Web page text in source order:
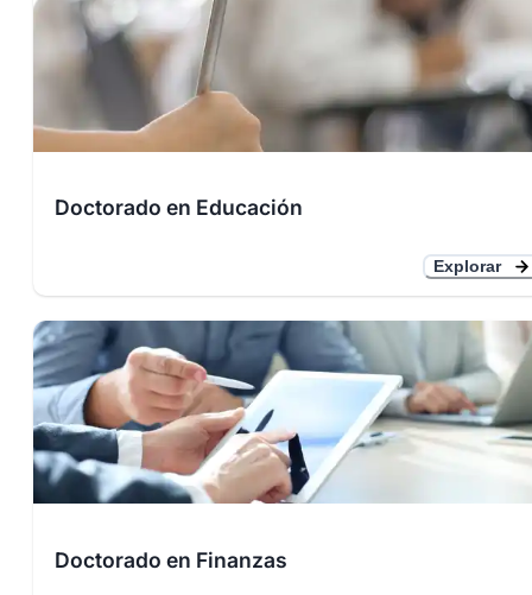
Doctorado en Educación
Explorar
Doctorado en Finanzas